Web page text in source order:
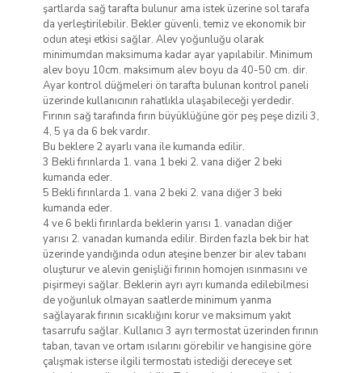
şartlarda sağ tarafta bulunur ama istek üzerine sol tarafa
da yerleştirilebilir. Bekler güvenli, temiz ve ekonomik bir
odun ateşi etkisi sağlar. Alev yoğunluğu olarak
minimumdan maksimuma kadar ayar yapılabilir. Minimum
alev boyu 10cm. maksimum alev boyu da 40-50 cm. dir.
Ayar kontrol düğmeleri ön tarafta bulunan kontrol paneli
üzerinde kullanıcının rahatlıkla ulaşabileceği yerdedir.
Fırının sağ tarafında fırın büyüklüğüne gör peş peşe dizili 3,
4, 5 ya da 6 bek vardır.
Bu beklere 2 ayarlı vana ile kumanda edilir.
3 Bekli fırınlarda 1. vana 1 beki 2. vana diğer 2 beki
kumanda eder.
5 Bekli fırınlarda 1. vana 2 beki 2. vana diğer 3 beki
kumanda eder.
4 ve 6 bekli fırınlarda beklerin yarısı 1. vanadan diğer
yarısı 2. vanadan kumanda edilir. Birden fazla bek bir hat
üzerinde yandığında odun ateşine benzer bir alev tabanı
oluşturur ve alevin genişliği fırının homojen ısınmasını ve
pişirmeyi sağlar. Beklerin ayrı ayrı kumanda edilebilmesi
de yoğunluk olmayan saatlerde minimum yanma
sağlayarak fırının sıcaklığını korur ve maksimum yakıt
tasarrufu sağlar. Kullanıcı 3 ayrı termostat üzerinden fırının
taban, tavan ve ortam ısılarını görebilir ve hangisine göre
çalışmak isterse ilgili termostatı istediği dereceye set